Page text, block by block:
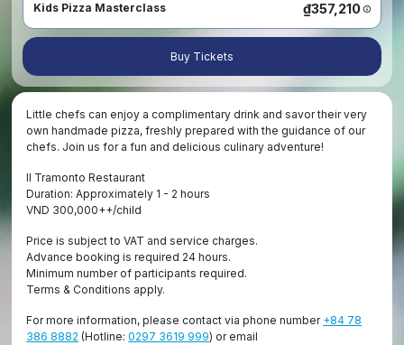
Kids Pizza Masterclass ₫357,210
Buy Tickets
Little chefs can enjoy a complimentary drink and savor their very
own handmade pizza, freshly prepared with the guidance of our
chefs. Join us for a fun and delicious culinary adventure!
Il Tramonto Restaurant
Duration: Approximately 1 - 2 hours​
VND 300,000++/child
Price is subject to VAT and service charges.
Advance booking is required 24 hours.
Minimum number of participants required.
Terms & Conditions apply.
For more information, please contact via phone number +84 78
386 8882 (Hotline:0297 3619 999) or email